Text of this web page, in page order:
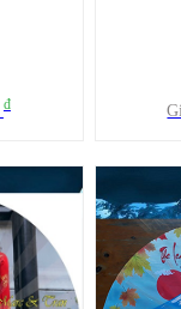
đ